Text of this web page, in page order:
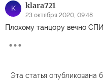
K klara721
23 октября 2020, 09:48
Плохому танцору вечно
Эта статья опубликована